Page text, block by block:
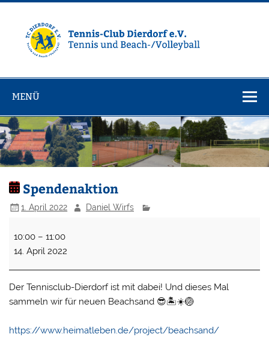
Zum
Dierdorf e.V.
MENÜ
Spendenaktion
1. April 2022 Daniel Wirfs
10:00 –11:00
14. April 2022
Der Tennisclub-Dierdorf ist mit dabei! Und dieses Mal
sammeln wir für neuen Beachsand 😎🏝☀️🏐
https://www.heimatleben.de/project/beachsand/